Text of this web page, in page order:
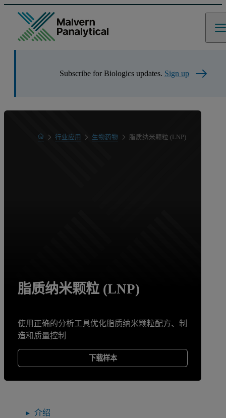
Subscribe for Biologics updates. Sign up
Home行业应用 生物药物 脂质纳米颗粒 (LNP)
脂质纳米颗粒 (LNP)
使用正确的分析工具优化脂质纳米颗粒配方、制
造和质量控制
下载样本
介绍